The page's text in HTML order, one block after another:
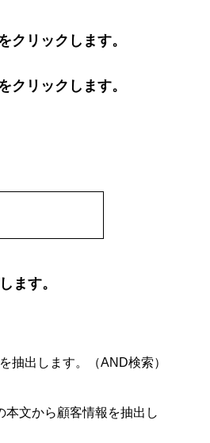
クリックします。
クリックします。
ます。
抽出します。（AND検索）
文から顧客情報を抽出し